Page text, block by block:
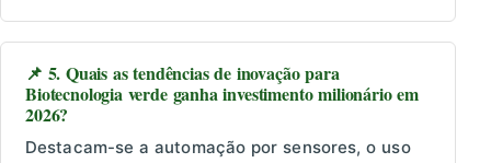
📌 5. Quais as tendências de inovação para
Biotecnologia verde ganha investimento milionário em
2026?
Destacam-se a automação por sensores, o uso